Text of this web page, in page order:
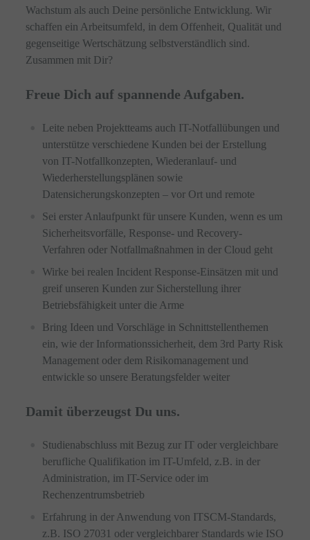
Wachstum als auch Deine persönliche Entwicklung. Wir
schaffen ein Arbeitsumfeld, in dem Offenheit, Qualität und
gegenseitige Wertschätzung selbstverständlich sind.
Zusammen mit Dir?
Freue Dich auf spannende Aufgaben.
Leite neben Projektteams auch IT-Notfallübungen und
unterstütze verschiedene Kunden bei der Erstellung
von IT-Notfallkonzepten, Wiederanlauf- und
Wiederherstellungsplänen sowie
Datensicherungskonzepten – vor Ort und remote
Sei erster Anlaufpunkt für unsere Kunden, wenn es um
Sicherheitsvorfälle, Response- und Recovery-
Verfahren oder Notfallmaßnahmen in der Cloud geht
Wirke bei realen Incident Response-Einsätzen mit und
greif unseren Kunden zur Sicherstellung ihrer
Betriebsfähigkeit unter die Arme
Bring Ideen und Vorschläge in Schnittstellenthemen
ein, wie der Informationssicherheit, dem 3rd Party Risk
Management oder dem Risikomanagement und
entwickle so unsere Beratungsfelder weiter
Damit überzeugst Du uns.
Studienabschluss mit Bezug zur IT oder vergleichbare
berufliche Qualifikation im IT-Umfeld, z.B. in der
Administration, im IT-Service oder im
Rechenzentrumsbetrieb
Erfahrung in der Anwendung von ITSCM-Standards,
z.B. ISO 27031 oder vergleichbarer Standards wie ISO